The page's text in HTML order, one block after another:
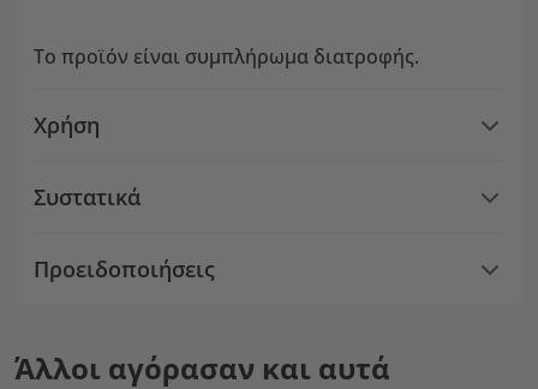
Το προϊόν είναι συμπλήρωμα διατροφής.
Χρήση
Συστατικά
Προειδοποιήσεις
Άλλοι αγόρασαν και αυτά